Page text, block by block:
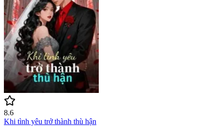
8.6
Khi tình yêu trở thành thù hận